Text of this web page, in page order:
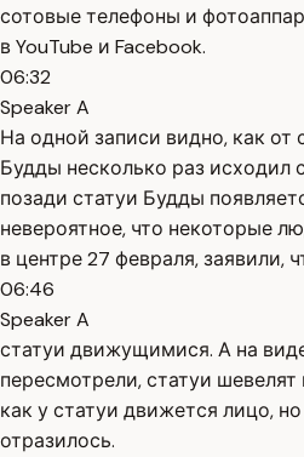
сотовые телефоны и
в YouTube и Facebook.
06:32
Speaker A
На одной записи видно, как от
Будды несколько раз исходил
позади статуи Будды
невероятное, что некоторые
в центре 27 февраля, заявили,
06:46
Speaker A
статуи движущимися. А на
пересмотрели, статуи
как у статуи движется лицо,
отразилось.